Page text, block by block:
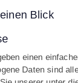
Blick
einen
Daten sind